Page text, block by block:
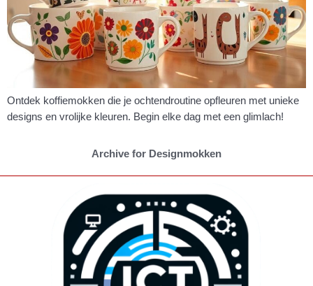
Ontdek koffiemokken die je ochtendroutine opfleuren met unieke
designs en vrolijke kleuren. Begin elke dag met een glimlach!
Archive for Designmokken